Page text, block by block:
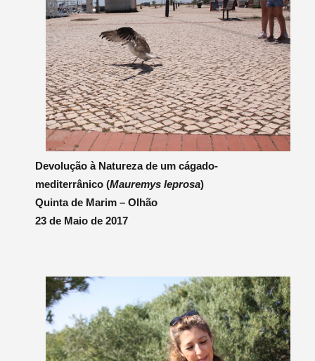
Devolução à Natureza de um cágado-
mediterrânico (Mauremys leprosa)
Quinta de Marim – Olhão
23 de Maio de 2017